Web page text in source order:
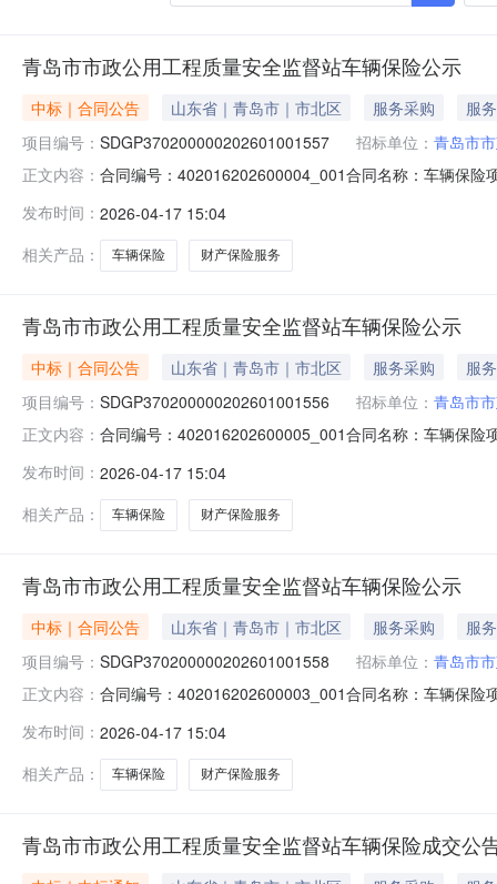
青岛市市政公用工程质量安全监督站车辆保险公示
中标｜合同公告 山东省｜青岛市｜市北区 服务采购
服务
项目编号： SDGP370200000202601001557 招标单位： 青岛市
正文内容： 合同编号：402016202600004_001合同名称：车辆保
18561359300合同签订日期：2026-04-17合同金额：
发布时间： 2026-04-17 15:04
相关产品：
车辆保险 财产保险服务
青岛市市政公用工程质量安全监督站车辆保险公示
中标｜合同公告 山东省｜青岛市｜市北区 服务采购
服务
项目编号： SDGP370200000202601001556 招标单位： 青岛市
正文内容： 合同编号：402016202600005_001合同名称：车辆保
18561359300合同签订日期：2026-04-17合同金额：
发布时间： 2026-04-17 15:04
相关产品：
车辆保险 财产保险服务
青岛市市政公用工程质量安全监督站车辆保险公示
中标｜合同公告 山东省｜青岛市｜市北区 服务采购
服务
项目编号： SDGP370200000202601001558 招标单位： 青岛市
正文内容： 合同编号：402016202600003_001合同名称：车辆保
18561359300合同签订日期：2026-04-17合同金额：
发布时间： 2026-04-17 15:04
相关产品：
车辆保险 财产保险服务
青岛市市政公用工程质量安全监督站车辆保险成交公